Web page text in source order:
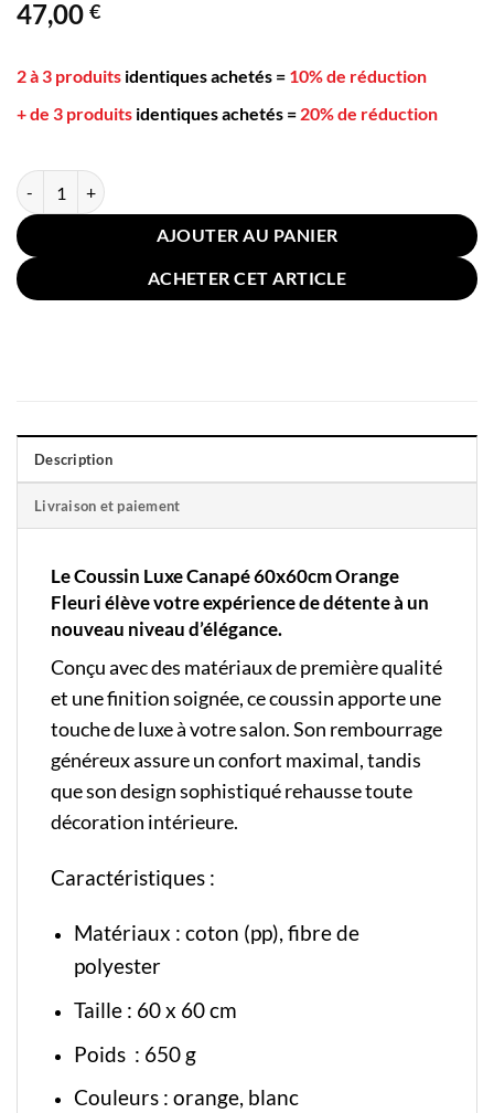
47,00 €
2 à 3 produits identiques achetés = 10% de réduction
+ de 3 produits identiques achetés = 20% de réduction
quantité de Coussin Luxe Canapé 60x60cm Orange Fleuri
AJOUTER AU PANIER
ACHETER CET ARTICLE
Description
Livraison et paiement
Le Coussin Luxe Canapé 60x60cm Orange
Fleuri élève votre expérience de détente à un
nouveau niveau d’élégance.
Conçu avec des matériaux de première qualité
et une finition soignée, ce coussin apporte une
touche de luxe à votre salon. Son rembourrage
généreux assure un confort maximal, tandis
que son design sophistiqué rehausse toute
décoration intérieure.
Caractéristiques :
Matériaux : coton (pp), fibre de
polyester
Taille : 60 x 60 cm
Poids : 650 g
Couleurs : orange, blanc